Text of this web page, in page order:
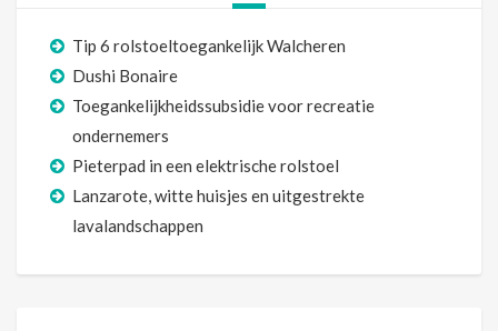
Tip 6 rolstoeltoegankelijk Walcheren
Dushi Bonaire
Toegankelijkheidssubsidie voor recreatie
ondernemers
Pieterpad in een elektrische rolstoel
Lanzarote, witte huisjes en uitgestrekte
lavalandschappen